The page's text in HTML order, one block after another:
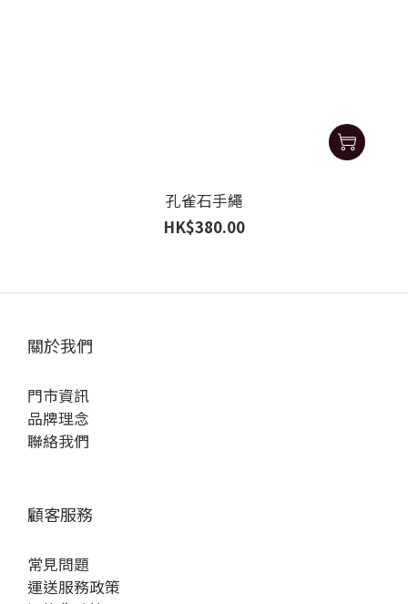
孔雀石手繩
HK$380.00
關於我們
門市資訊
品牌理念
聯絡我們
顧客服務
常見問題
運送服務政策